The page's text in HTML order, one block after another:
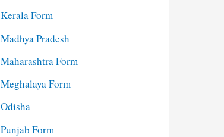
Kerala Form
Madhya Pradesh
Maharashtra Form
Meghalaya Form
Odisha
Punjab Form